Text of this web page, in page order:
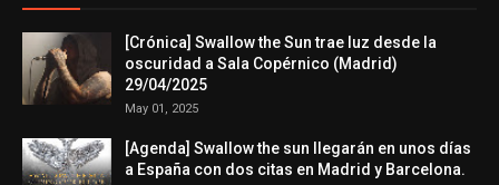
[Crónica] Swallow the Sun trae luz desde la
oscuridad a Sala Copérnico (Madrid)
29/04/2025
May 01, 2025
[Agenda] Swallow the sun llegarán en unos días
a España con dos citas en Madrid y Barcelona.